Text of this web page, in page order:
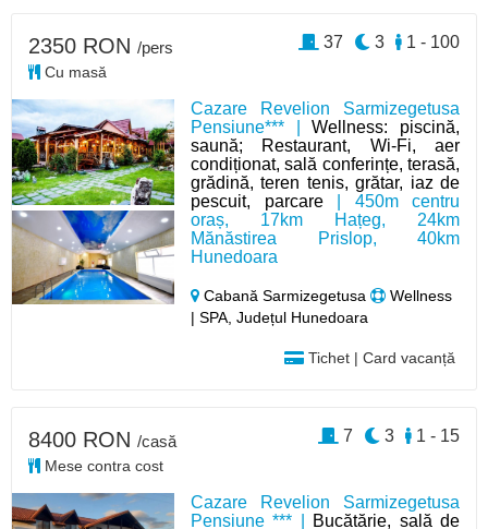
Cazare Revelion Sarmizegetusa
Pensiune*** |Wellness: piscină,
saună; Restaurant, Wi-Fi, aer
condiționat, sală conferințe, terasă,
grădină, teren tenis, grătar, iaz de
pescuit, parcare| 450m centru
oraș, 17km Hațeg, 24km
Mănăstirea Prislop, 40km
Hunedoara
Cabană Sarmizegetusa
Wellness
| SPA, Județul Hunedoara
Tichet | Card vacanță
2350 RON /pers
Cu masă
1 - 100
3
37
Cazare Revelion Sarmizegetusa
Pensiune *** |
Bucătărie, sală de
8400 RON /casă
Mese contra cost
1 - 15
3
7